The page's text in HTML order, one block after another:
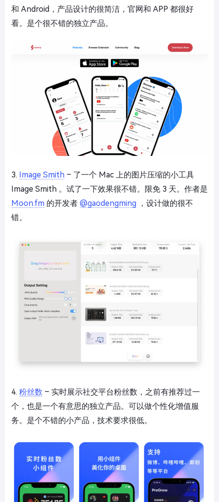
和 Android，产品设计的很简洁，官网和 APP 都很好
看。是个很不错的独立产品。
3. Image Smith – 了一个 Mac 上的图片压缩的小工具
Image Smith 。试了一下效果很不错。限免 3 天。作者是
Moon.fm 的开发者 @gaodengming ，设计做的很不
错。
4. 粉丝数 – 实时展示社交平台粉丝数，之前有推荐过一
个，也是一个有意思的独立产品。可以做个性化增值服
务。是个不错的小产品，技术要求很低。